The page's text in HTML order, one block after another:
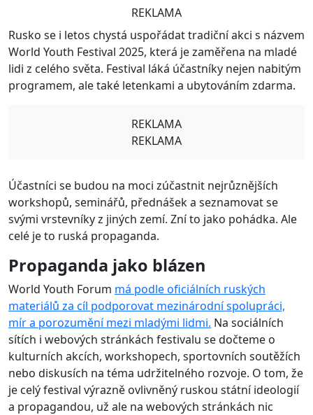
REKLAMA
Rusko se i letos chystá uspořádat tradiční akci s názvem
World Youth Festival 2025, která je zaměřena na mladé
lidi z celého světa. Festival láká účastníky nejen nabitým
programem, ale také letenkami a ubytováním zdarma.
REKLAMA
REKLAMA
Účastníci se budou na moci zúčastnit nejrůznějších
workshopů, seminářů, přednášek a seznamovat se
svými vrstevníky z jiných zemí. Zní to jako pohádka. Ale
celé je to ruská propaganda.
Propaganda jako blázen
World Youth Forum má podle oficiálních ruských
materiálů za cíl podporovat mezinárodní spolupráci,
mír a porozumění mezi mladými lidmi. Na sociálních
sítích i webových stránkách festivalu se dočteme o
kulturních akcích, workshopech, sportovních soutěžích
nebo diskusích na téma udržitelného rozvoje. O tom, že
je celý festival výrazně ovlivněný ruskou státní ideologií
a propagandou, už ale na webových stránkách nic